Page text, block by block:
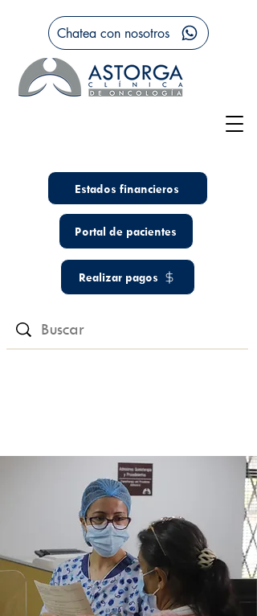
Estados financieros
Portal de pacientes
Realizar pagos
Chatea con nosotros